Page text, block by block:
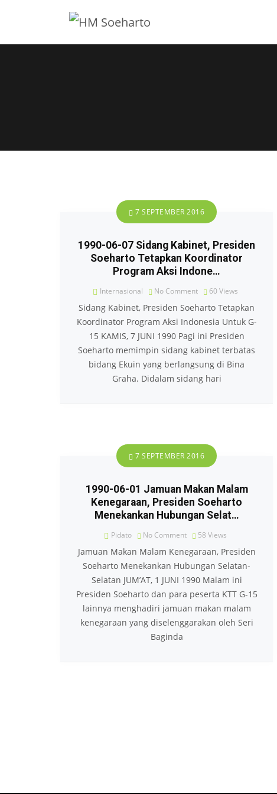
7 SEPTEMBER 2016
1990-06-07 Sidang Kabinet, Presiden
Soeharto Tetapkan Koordinator
Program Aksi Indone…
Internasional No Comment 60 Views
Sidang Kabinet, Presiden Soeharto Tetapkan
Koordinator Program Aksi Indonesia Untuk G-
15 KAMIS, 7 JUNI 1990 Pagi ini Presiden
Soeharto memimpin sidang kabinet terbatas
bidang Ekuin yang berlangsung di Bina
Graha. Didalam sidang hari
7 SEPTEMBER 2016
1990-06-01 Jamuan Makan Malam
Kenegaraan, Presiden Soeharto
Menekankan Hubungan Selat…
Pidato No Comment 58 Views
Jamuan Makan Malam Kenegaraan, Presiden
Soeharto Menekankan Hubungan Selatan-
Selatan JUM’AT, 1 JUNI 1990 Malam ini
Presiden Soeharto dan para peserta KTT G-15
lainnya menghadiri jamuan makan malam
kenegaraan yang diselenggarakan oleh Seri
Baginda